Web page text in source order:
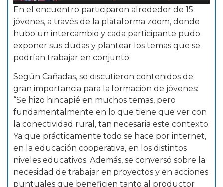
En el encuentro participaron alrededor de 15
jóvenes, a través de la plataforma zoom, donde
hubo un intercambio y cada participante pudo
exponer sus dudas y plantear los temas que se
podrían trabajar en conjunto.
Según Cañadas, se discutieron contenidos de
gran importancia para la formación de jóvenes:
“Se hizo hincapié en muchos temas, pero
fundamentalmente en lo que tiene que ver con
la conectividad rural, tan necesaria este contexto.
Ya que prácticamente todo se hace por internet,
en la educación cooperativa, en los distintos
niveles educativos. Además, se conversó sobre la
necesidad de trabajar en proyectos y en acciones
puntuales que beneficien tanto al productor